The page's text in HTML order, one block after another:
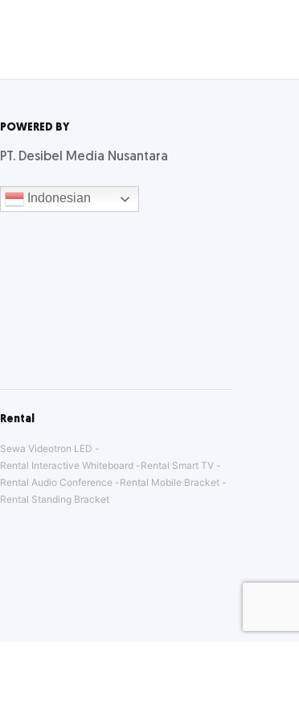
POWERED BY
PT. Desibel Media Nusantara
Indonesian
Rental
Sewa Videotron LED
Rental Interactive Whiteboard
Rental Smart TV
Rental Audio Conference
Rental Mobile Bracket
Rental Standing Bracket